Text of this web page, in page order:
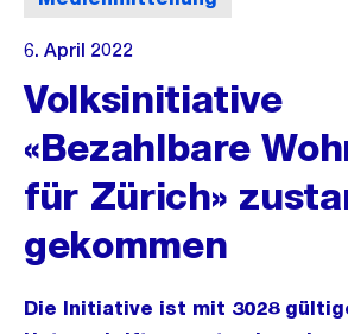
6. April 2022
Volksinitiative
«Bezahlbare
für Zürich»
gekommen
Die Initiative ist mit 3028